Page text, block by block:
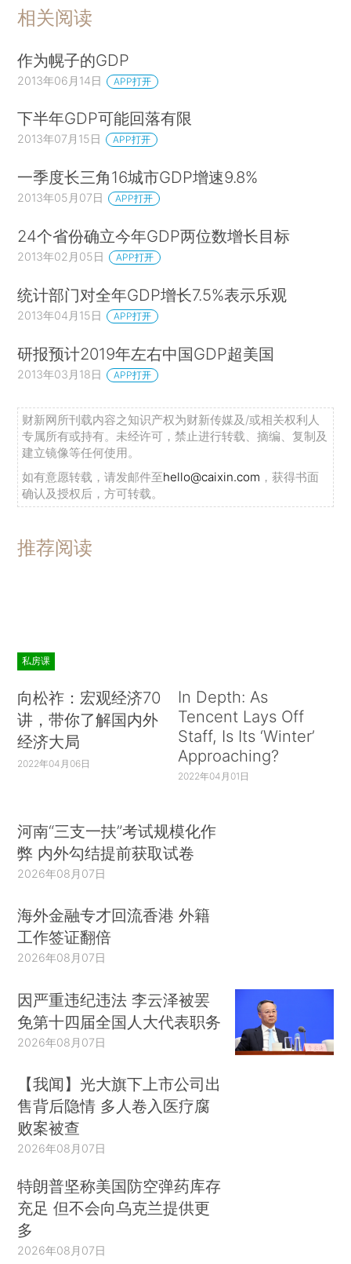
相关阅读
作为幌子的GDP
2013年06月14日 APP打开
下半年GDP可能回落有限
2013年07月15日 APP打开
一季度长三角16城市GDP增速9.8%
2013年05月07日 APP打开
24个省份确立今年GDP两位数增长目标
2013年02月05日 APP打开
统计部门对全年GDP增长7.5%表示乐观
2013年04月15日 APP打开
研报预计2019年左右中国GDP超美国
2013年03月18日 APP打开
财新网所刊载内容之知识产权为财新传媒及/或相关权利人
专属所有或持有。未经许可，禁止进行转载、摘编、复制及
建立镜像等任何使用。
如有意愿转载，请发邮件至hello@caixin.com ，获得书面
确认及授权后，方可转载。
推荐阅读
私房课
向松祚：宏观经济70
讲，带你了解国内外
经济大局
2022年04月06日
In Depth: As
Tencent Lays Off
Staff, Is Its ‘Winter’
Approaching?
2022年04月01日
河南“三支一扶”考试规模化作
弊 内外勾结提前获取试卷
2026年08月07日
海外金融专才回流香港 外籍
工作签证翻倍
2026年08月07日
因严重违纪违法 李云泽被罢
免第十四届全国人大代表职务
2026年08月07日
【我闻】光大旗下上市公司出
售背后隐情 多人卷入医疗腐
败案被查
2026年08月07日
特朗普坚称美国防空弹药库存
充足 但不会向乌克兰提供更
多
2026年08月07日